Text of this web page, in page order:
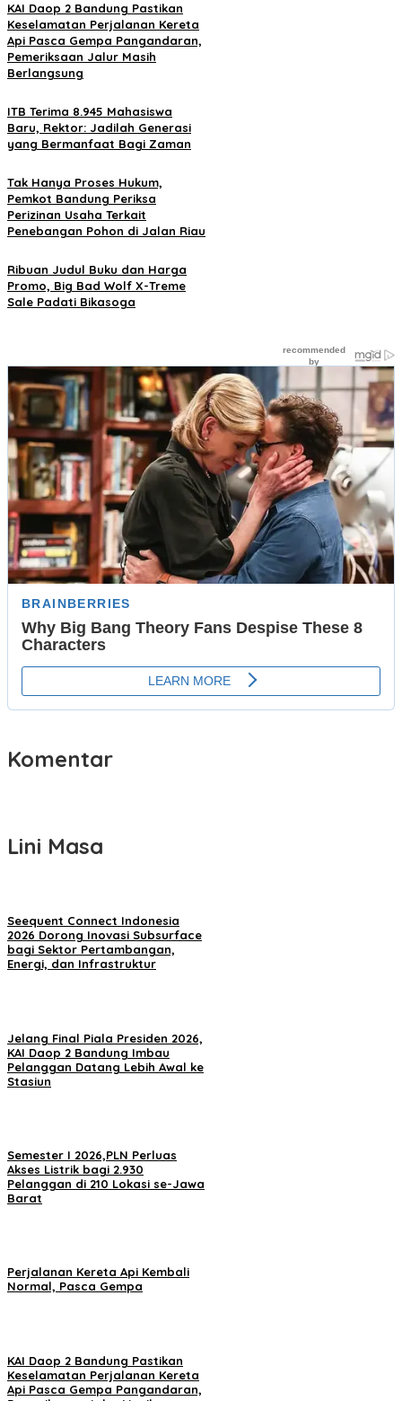
KAI Daop 2 Bandung Pastikan
Keselamatan Perjalanan Kereta
Api Pasca Gempa Pangandaran,
Pemeriksaan Jalur Masih
Berlangsung
ITB Terima 8.945 Mahasiswa
Baru, Rektor: Jadilah Generasi
yang Bermanfaat Bagi Zaman
Tak Hanya Proses Hukum,
Pemkot Bandung Periksa
Perizinan Usaha Terkait
Penebangan Pohon di Jalan Riau
Ribuan Judul Buku dan Harga
Promo, Big Bad Wolf X-Treme
Sale Padati Bikasoga
Komentar
Lini Masa
Seequent Connect Indonesia
2026 Dorong Inovasi Subsurface
bagi Sektor Pertambangan,
Energi, dan Infrastruktur
Jelang Final Piala Presiden 2026,
KAI Daop 2 Bandung Imbau
Pelanggan Datang Lebih Awal ke
Stasiun
Semester I 2026,PLN Perluas
Akses Listrik bagi 2.930
Pelanggan di 210 Lokasi se-Jawa
Barat
Perjalanan Kereta Api Kembali
Normal, Pasca Gempa
KAI Daop 2 Bandung Pastikan
Keselamatan Perjalanan Kereta
Api Pasca Gempa Pangandaran,